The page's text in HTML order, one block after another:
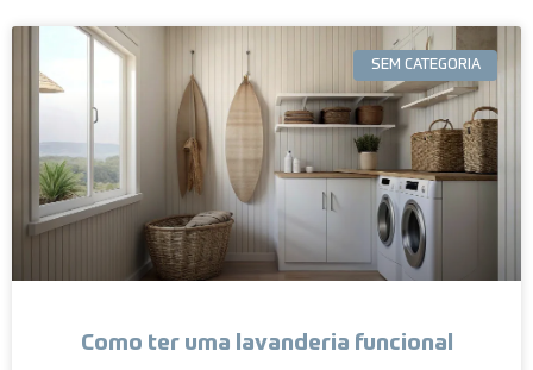
SEM CATEGORIA
Como ter uma lavanderia funcional